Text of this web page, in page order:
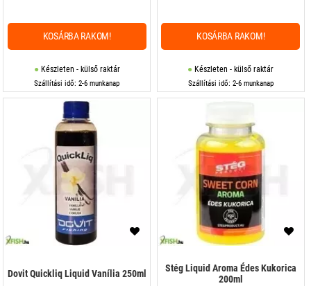
Készleten - külső raktár
Szállítási idő: 2-6 munkanap
KOSÁRBA RAKOM!
Készleten - külső raktár
Szállítási idő: 2-6 munkanap
KOSÁRBA RAKOM!
Dovit Quickliq Liquid Vanília 250ml
Stég Liquid Aroma Édes Kukorica
200ml